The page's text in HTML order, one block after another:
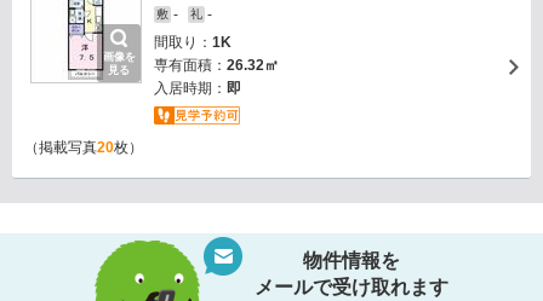
画像を
見る
敷 - 礼 -
間取り： 1K
専有面積： 26.32㎡
入居時期： 即
（掲載写真20枚）
物件情報を
メールで受け取れます